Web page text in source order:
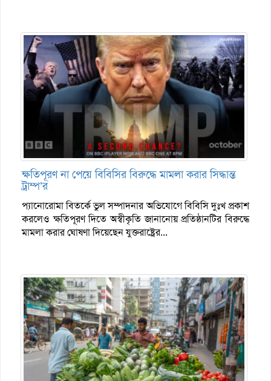
ক্ষতিপূরণ না পেয়ে বিবিসির বিরুদ্ধে মামলা করার সিদ্ধান্ত
ট্রাম্প’র
প্যানোরোমা বিতর্কে ভুল সম্পাদনার অভিযোগে বিবিসি দুঃখ প্রকাশ
করলেও ক্ষতিপূরণ দিতে অস্বীকৃতি জানানোয় প্রতিষ্ঠানটির বিরুদ্ধে
মামলা করার ঘোষণা দিয়েছেন যুক্তরাষ্ট্রের...